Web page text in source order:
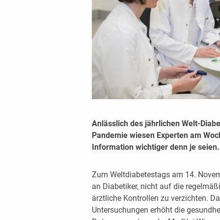
Anlässlich des jährlichen Welt-
Pandemie wiesen Experten am
Information wichtiger denn je seien.
Zum Weltdiabetestags am 14.
an Diabetiker, nicht auf die
ärztliche Kontrollen zu verzichten.
Untersuchungen erhöht die